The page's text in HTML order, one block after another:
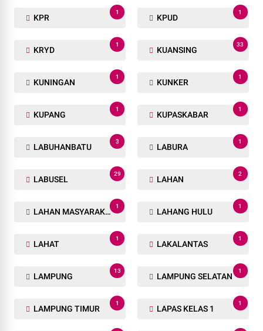
KPR
1
KPUD
1
KRYD
1
KUANSING
33
KUNINGAN
1
KUNKER
1
KUPANG
1
KUPASKABAR
1
LABUHANBATU
3
LABURA
1
LABUSEL
29
LAHAN
2
LAHAN MASYARAKAT
1
LAHANG HULU
1
LAHAT
1
LAKALANTAS
1
LAMPUNG
13
LAMPUNG SELATAN
1
LAMPUNG TIMUR
1
LAPAS KELAS 1
1